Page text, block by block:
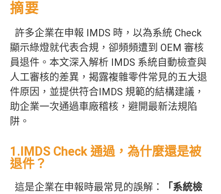
摘要
許多企業在申報 IMDS 時，以為系統 Check
顯示綠燈就代表合規，卻頻頻遭到 OEM 審核
員退件。本文深入解析 IMDS 系統自動檢查與
人工審核的差異，揭露複雜零件常見的五大退
件原因，並提供符合IMDS 規範的結構建議，
助企業一次通過車廠稽核，避開最新法規陷
阱。
1.IMDS Check 通過，為什麼還是被
退件？
這是企業在申報時最常見的誤解：
「系統檢